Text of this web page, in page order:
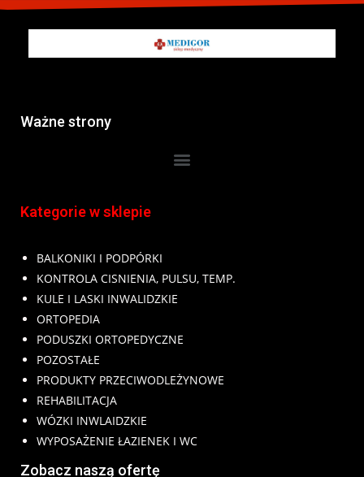
Ważne strony
Kategorie w sklepie
BALKONIKI I PODPÓRKI
KONTROLA CISNIENIA, PULSU, TEMP.
KULE I LASKI INWALIDZKIE
ORTOPEDIA
PODUSZKI ORTOPEDYCZNE
POZOSTAŁE
PRODUKTY PRZECIWODLEŻYNOWE
REHABILITACJA
WÓZKI INWLAIDZKIE
WYPOSAŻENIE ŁAZIENEK I WC
Zobacz naszą ofertę